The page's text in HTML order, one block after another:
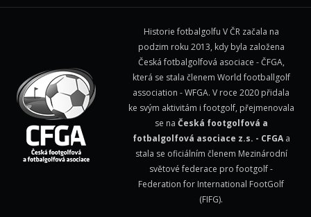
Historie fotbalgolfu V ČR začala na
podzim roku 2013, kdy byla založena
Česká fotbalgolfová asociace - ČFGA,
která se stala členem World footballgolf
association - WFGA. V roce 2020 přidala
ke svým aktivitám i footgolf, přejmenovala
se na Česká footgolfová a
fotbalgolfová asociace z.s. - CFGAa
stala se oficiálním členem Mezinárodní
světové federace pro footgolf -
Federation for International FootGolf
(FIFG).